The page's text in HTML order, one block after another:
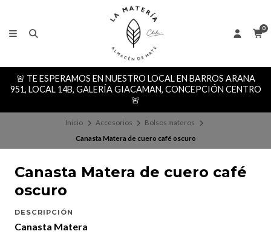
0
🚨 TE ESPERAMOS EN NUESTRO LOCAL EN BARROS ARANA
951, LOCAL 14B, GALERÍA GIACAMAN, CONCEPCIÓN CENTRO
🚨
Inicio Accesorios
Bolsos materos
Canasta Matera de cuero café oscuro
Canasta Matera de cuero café
oscuro
DESCRIPCIÓN
Canasta Matera